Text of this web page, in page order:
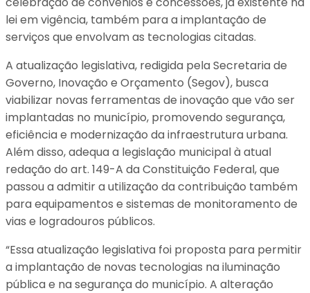
lei em vigência, também para a implantação de
serviços que envolvam as tecnologias citadas.
A atualização legislativa, redigida pela Secretaria de
Governo, Inovação e Orçamento (Segov), busca
viabilizar novas ferramentas de inovação que vão ser
implantadas no município, promovendo segurança,
eficiência e modernização da infraestrutura urbana.
Além disso, adequa a legislação municipal à atual
redação do art. 149-A da Constituição Federal, que
passou a admitir a utilização da contribuição também
para equipamentos e sistemas de monitoramento de
vias e logradouros públicos.
“Essa atualização legislativa foi proposta para permitir
a implantação de novas tecnologias na iluminação
pública e na segurança do município. A alteração